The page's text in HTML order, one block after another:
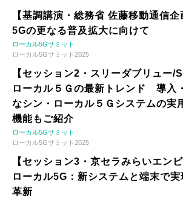
【基調講演・総務省 佐藤移動通信
5Gの更なる普及拡大に向けて
ローカル5Gサミット
ローカル5Gサミット2025
【セッション2・スリーダブリュー/
ローカル５Ｇの最新トレンド 導入
なシン・ローカル５Ｇシステムの実
機能もご紹介
ローカル5Gサミット
ローカル5Gサミット2025
【セッション3・京セラみらいエン
ローカル5G：新システムと端末で
革新